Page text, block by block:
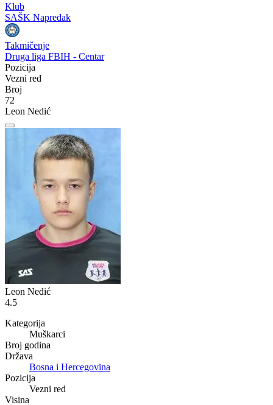
Klub
SAŠK Napredak
Takmičenje
Druga liga FBIH - Centar
Pozicija
Vezni red
Broj
72
Leon Nedić
Leon Nedić
4.5
Kategorija
Muškarci
Broj godina
Država
Bosna i Hercegovina
Pozicija
Vezni red
Visina